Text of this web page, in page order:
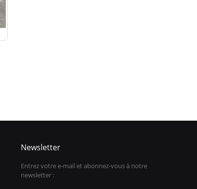
Newsletter
Entrez votre e-mail et abonnez-vous à notre
newsletter :